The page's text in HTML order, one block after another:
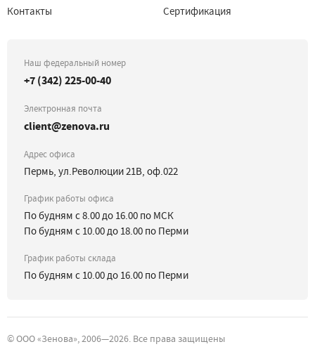
Контакты
Сертификация
Наш федеральный номер
+7 (342) 225-00-40
Электронная почта
client@zenova.ru
Адрес офиса
Пермь, ул.Революции 21В, оф.022
График работы офиса
По будням с 8.00 до 16.00 по МСК
По будням с 10.00 до 18.00 по Перми
График работы склада
По будням с 10.00 до 16.00 по Перми
©ООО «Зенова», 2006—2026. Все права защищены